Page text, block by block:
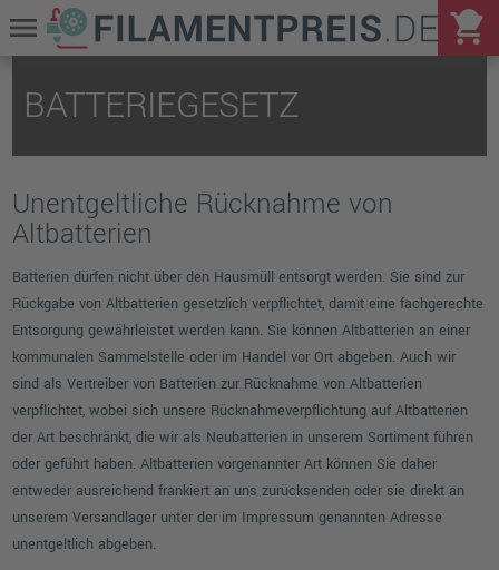
menu shopping_cart
BATTERIEGESETZ
Unentgeltliche Rücknahme von
Altbatterien
Batterien dürfen nicht über den Hausmüll entsorgt werden. Sie sind zur
Rückgabe von Altbatterien gesetzlich verpflichtet, damit eine fachgerechte
Entsorgung gewährleistet werden kann. Sie können Altbatterien an einer
kommunalen Sammelstelle oder im Handel vor Ort abgeben. Auch wir
sind als Vertreiber von Batterien zur Rücknahme von Altbatterien
verpflichtet, wobei sich unsere Rücknahmeverpflichtung auf Altbatterien
der Art beschränkt, die wir als Neubatterien in unserem Sortiment führen
oder geführt haben. Altbatterien vorgenannter Art können Sie daher
entweder ausreichend frankiert an uns zurücksenden oder sie direkt an
unserem Versandlager unter der im Impressum genannten Adresse
unentgeltlich abgeben.